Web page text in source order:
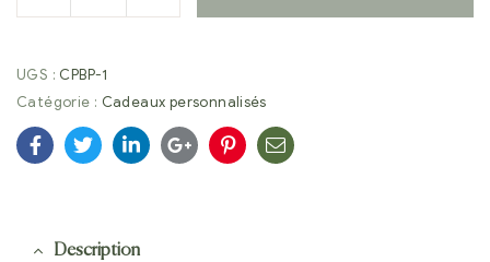
UGS : CPBP-1
Catégorie : Cadeaux personnalisés
Facebook
TwitterLinkedinGoogle+Pinterest
E-
Description